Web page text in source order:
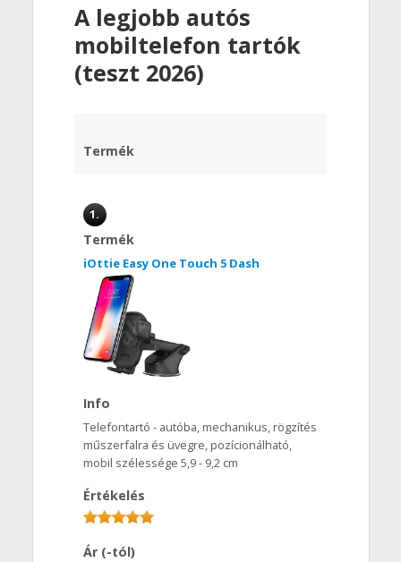
A legjobb autós
mobiltelefon tartók
(teszt 2026)
Termék
1.
Termék
iOttie Easy One Touch 5 Dash
Info
Telefontartó - autóba, mechanikus, rögzítés
műszerfalra és üvegre, pozícionálható,
mobil szélessége 5,9 - 9,2 cm
Értékelés
Ár (-tól)